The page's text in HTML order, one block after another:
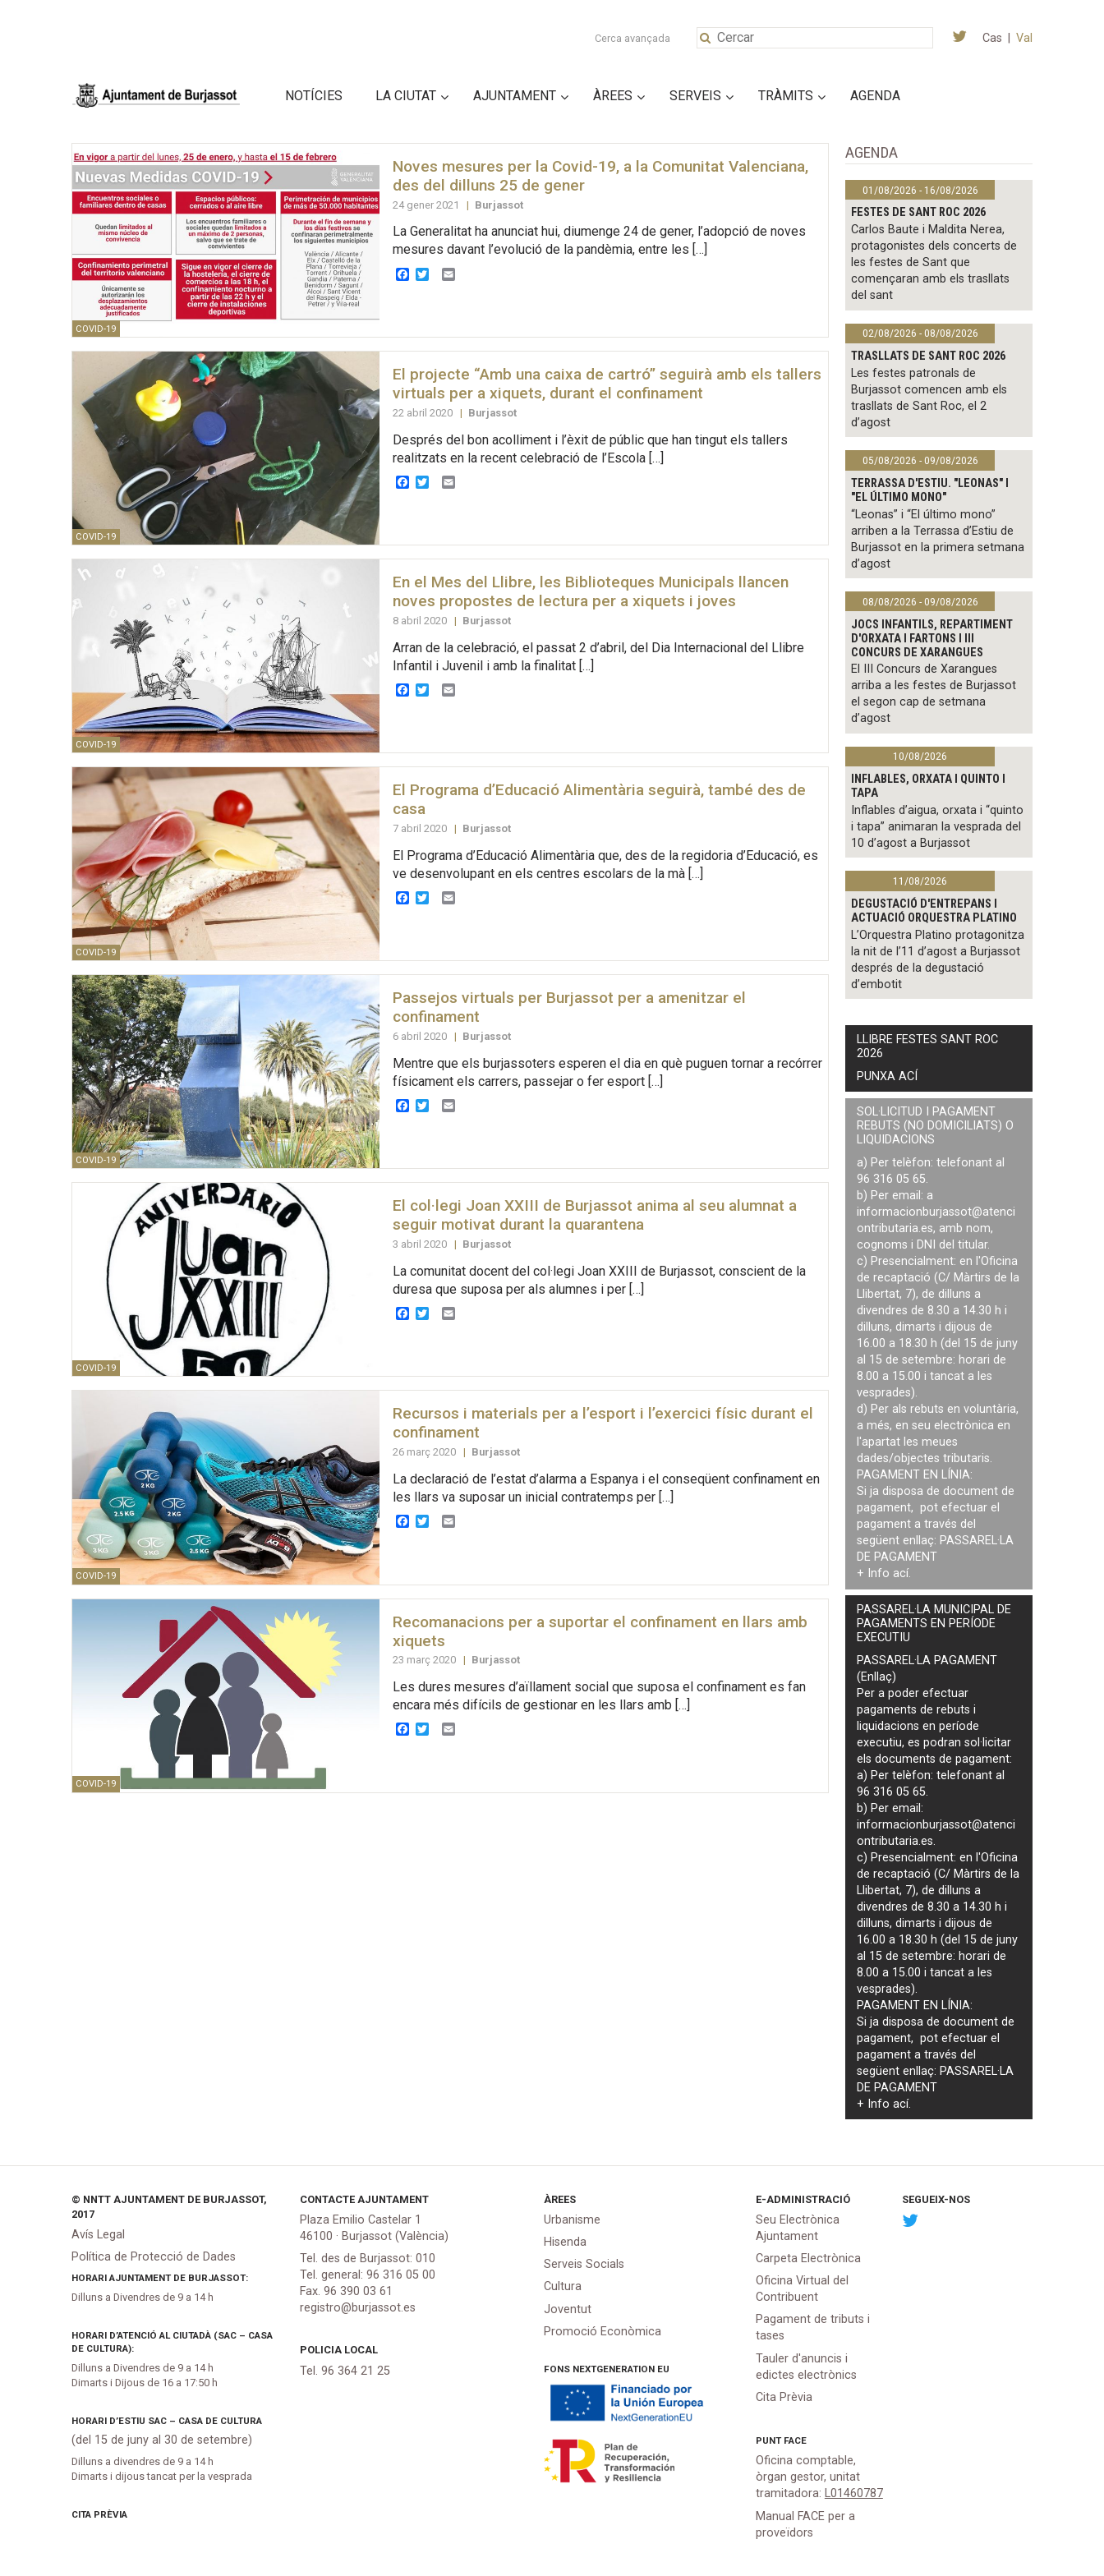
Cerca avançada Cas Val
NOTÍCIES LA CIUTAT AJUNTAMENT ÀREES SERVEIS TRÀMITS AGENDA
COVID-19
Noves mesures per la Covid-19, a la Comunitat Valenciana,
des del dilluns 25 de gener
24 gener 2021 | Burjassot
La Generalitat ha anunciat hui, diumenge 24 de gener, l’adopció de noves
mesures davant l’evolució de la pandèmia, entre les […]
Facebook
TwitterEmail
COVID-19
El projecte “Amb una caixa de cartró” seguirà amb els tallers
virtuals per a xiquets, durant el confinament
22 abril 2020 | Burjassot
Després del bon acolliment i l’èxit de públic que han tingut els tallers
realitzats en la recent celebració de l’Escola […]
Facebook
TwitterEmail
COVID-19
En el Mes del Llibre, les Biblioteques Municipals llancen
noves propostes de lectura per a xiquets i joves
8 abril 2020 | Burjassot
Arran de la celebració, el passat 2 d’abril, del Dia Internacional del Llibre
Infantil i Juvenil i amb la finalitat […]
Facebook
TwitterEmail
COVID-19
El Programa d’Educació Alimentària seguirà, també des de
casa
7 abril 2020 | Burjassot
El Programa d’Educació Alimentària que, des de la regidoria d’Educació, es
ve desenvolupant en els centres escolars de la mà […]
Facebook
TwitterEmail
COVID-19
Passejos virtuals per Burjassot per a amenitzar el
confinament
6 abril 2020 | Burjassot
Mentre que els burjassoters esperen el dia en què puguen tornar a recórrer
físicament els carrers, passejar o fer esport […]
Facebook
TwitterEmail
COVID-19
El col·legi Joan XXIII de Burjassot anima al seu alumnat a
seguir motivat durant la quarantena
3 abril 2020 | Burjassot
La comunitat docent del col·legi Joan XXIII de Burjassot, conscient de la
duresa que suposa per als alumnes i per […]
Facebook
Twitter
COVID-19
Recursos i materials per a l’esport i l’exercici físic durant el
confinament
26 març 2020 | Burjassot
La declaració de l’estat d’alarma a Espanya i el conseqüent confinament en
les llars va suposar un inicial contratemps per […]
Facebook
Twitter
COVID-19
Recomanacions per a suportar el confinament en llars amb
xiquets
23 març 2020 | Burjassot
Les dures mesures d’aïllament social que suposa el confinament es fan
encara més difícils de gestionar en les llars amb […]
Facebook
Twitter
AGENDA
01/08/2026 - 16/08/2026
FESTES DE SANT ROC 2026
Carlos Baute i Maldita Nerea,
protagonistes dels concerts de
les festes de Sant que
començaran amb els trasllats
del sant
02/08/2026 - 08/08/2026
TRASLLATS DE SANT ROC 2026
Les festes patronals de
Burjassot comencen amb els
trasllats de Sant Roc, el 2
d’agost
05/08/2026 - 09/08/2026
TERRASSA D'ESTIU. "LEONAS" I
"EL ÚLTIMO MONO"
“Leonas” i “El último mono”
arriben a la Terrassa d’Estiu de
Burjassot en la primera setmana
d’agost
08/08/2026 - 09/08/2026
JOCS INFANTILS, REPARTIMENT
D'ORXATA I FARTONS I III
CONCURS DE XARANGUES
El III Concurs de Xarangues
arriba a les festes de Burjassot
el segon cap de setmana
d’agost
10/08/2026
INFLABLES, ORXATA I QUINTO I
TAPA
Inflables d’aigua, orxata i “quinto
i tapa” animaran la vesprada del
10 d’agost a Burjassot
11/08/2026
DEGUSTACIÓ D'ENTREPANS I
ACTUACIÓ ORQUESTRA PLATINO
L’Orquestra Platino protagonitza
la nit de l’11 d’agost a Burjassot
després de la degustació
d’embotit
LLIBRE FESTES SANT ROC
2026
PUNXA ACÍ
SOL·LICITUD I PAGAMENT
REBUTS (NO DOMICILIATS) O
LIQUIDACIONS
a) Per telèfon: telefonant al
96 316 05 65.
b) Per email: a
informacionburjassot@atenci
ontributaria.es, amb nom,
cognoms i DNI del titular.
c) Presencialment: en l'Oficina
de recaptació (C/ Màrtirs de la
Llibertat, 7), de dilluns a
divendres de 8.30 a 14.30 h i
dilluns, dimarts i dijous de
16.00 a 18.30 h (del 15 de juny
al 15 de setembre: horari de
8.00 a 15.00 i tancat a les
vesprades).
d) Per als rebuts en voluntària,
a més, en seu electrònica en
l'apartat les meues
dades/objectes tributaris.
PAGAMENT EN LÍNIA:
Si ja disposa de document de
pagament, pot efectuar el
pagament a través del
següent enllaç: PASSAREL·LA
DE PAGAMENT
+ Info ací.
PASSAREL·LA MUNICIPAL DE
PAGAMENTS EN PERÍODE
EXECUTIU
PASSAREL·LA PAGAMENT
(Enllaç)
Per a poder efectuar
pagaments derebuts i
liquidacions en període
executiu, es podransol·licitar
els documents de pagament:
a) Per telèfon: telefonant al
96 316 05 65.
b) Per email:
informacionburjassot@atenci
ontributaria.es.
c) Presencialment: en l'Oficina
de recaptació (C/ Màrtirs de la
Llibertat, 7), de dilluns a
divendres de 8.30 a 14.30 h i
dilluns, dimarts i dijous de
16.00 a 18.30 h (del 15 de juny
al 15 de setembre: horari de
8.00 a 15.00 i tancat a les
vesprades).
PAGAMENT EN LÍNIA:
Si ja disposa de document de
pagament, pot efectuar el
pagament a través del
següent enllaç: PASSAREL·LA
DE PAGAMENT
+ Infoací.
© NNTT AJUNTAMENT DE BURJASSOT,
2017
Avís Legal
Política de Protecció de Dades
HORARI AJUNTAMENT DE BURJASSOT:
Dilluns a Divendres de 9 a 14 h
HORARI D’ATENCIÓ AL CIUTADÀ (SAC – CASA
DE CULTURA):
Dilluns a Divendres de 9 a 14 h
Dimarts i Dijous de 16 a 17:50 h
HORARI D’ESTIU SAC – CASA DE CULTURA
(del 15 de juny al 30 de setembre)
Dilluns a divendres de 9 a 14 h
Dimarts i dijous tancat per la vesprada
CITA PRÈVIA
CONTACTE AJUNTAMENT
Plaza Emilio Castelar 1
46100 · Burjassot (València)
Tel. des de Burjassot: 010
Tel. general: 96 316 05 00
Fax. 96 390 03 61
registro@burjassot.es
POLICIA LOCAL
Tel. 96 364 21 25
ÀREES
Urbanisme
Hisenda
Serveis Socials
Cultura
Joventut
Promoció Econòmica
FONS NEXTGENERATION EU
E-ADMINISTRACIÓ
Seu Electrònica
Ajuntament
Carpeta Electrònica
Oficina Virtual del
Contribuent
Pagament de tributs i
tases
Tauler d'anuncis i
edictes electrònics
Cita Prèvia
PUNT FACE
Oficina comptable,
òrgan gestor, unitat
tramitadora: L01460787
Manual FACE per a
proveïdors
SEGUEIX-NOS